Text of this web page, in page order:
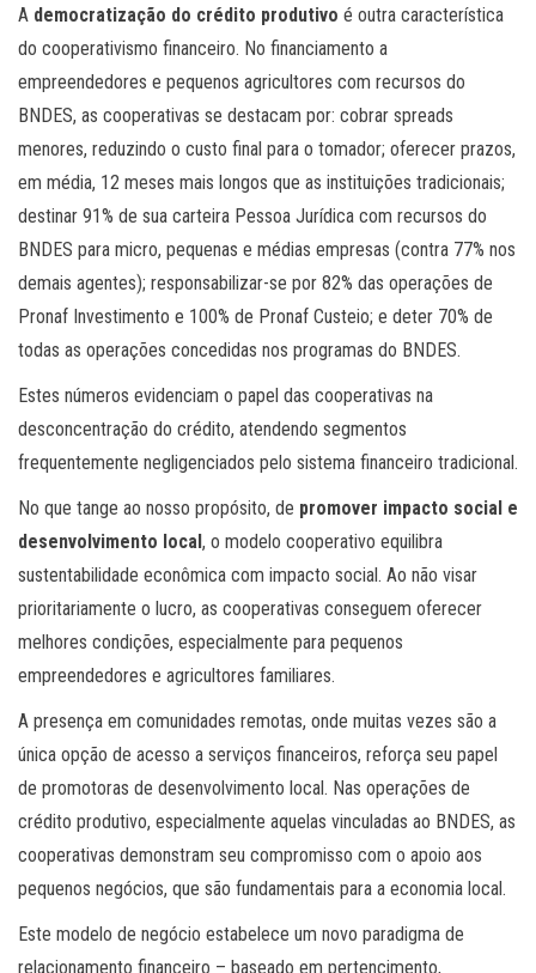
A democratização do crédito produtivo é outra característica
do cooperativismo financeiro. No financiamento a
empreendedores e pequenos agricultores com recursos do
BNDES, as cooperativas se destacam por: cobrar spreads
menores, reduzindo o custo final para o tomador; oferecer prazos,
em média, 12 meses mais longos que as instituições tradicionais;
destinar 91% de sua carteira Pessoa Jurídica com recursos do
BNDES para micro, pequenas e médias empresas (contra 77% nos
demais agentes); responsabilizar-se por 82% das operações de
Pronaf Investimento e 100% de Pronaf Custeio; e deter 70% de
todas as operações concedidas nos programas do BNDES.
Estes números evidenciam o papel das cooperativas na
desconcentração do crédito, atendendo segmentos
frequentemente negligenciados pelo sistema financeiro tradicional.
No que tange ao nosso propósito, de promover impacto social e
desenvolvimento local, o modelo cooperativo equilibra
sustentabilidade econômica com impacto social. Ao não visar
prioritariamente o lucro, as cooperativas conseguem oferecer
melhores condições, especialmente para pequenos
empreendedores e agricultores familiares.
A presença em comunidades remotas, onde muitas vezes são a
única opção de acesso a serviços financeiros, reforça seu papel
de promotoras de desenvolvimento local. Nas operações de
crédito produtivo, especialmente aquelas vinculadas ao BNDES, as
cooperativas demonstram seu compromisso com o apoio aos
pequenos negócios, que são fundamentais para a economia local.
Este modelo de negócio estabelece um novo paradigma de
relacionamento financeiro – baseado em pertencimento,